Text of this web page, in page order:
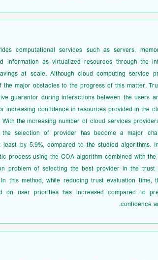
computational services such as servers,
information as virtualized resources through the
at scale. Although cloud computing service
major obstacles to the progress of this matter.
guarantor during interactions between the users
increasing confidence in resources provided in the
With the increasing number of cloud services
selection of provider has become a major
by 5.9%, compared to the studied algorithms.
process using the COA algorithm combined with
problem of selecting the best provider in the trust
this method, while reducing trust evaluation
on user priorities has increased compared to
confidence